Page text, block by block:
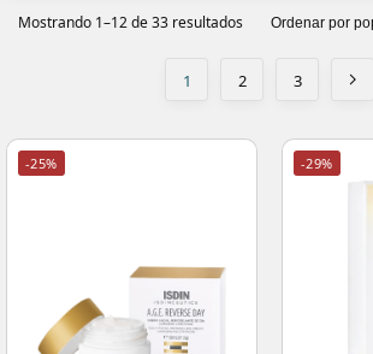
Mostrando 1–12 de 33 resultados
1 2 3
-25% -29%